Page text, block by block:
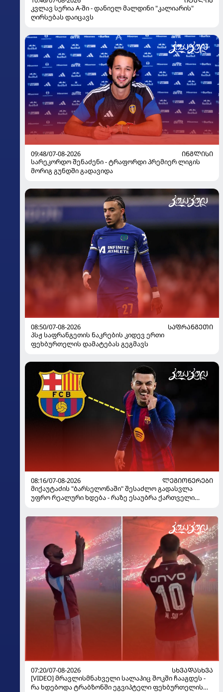
კვლავ სერია A-ში - დანიელ მალდინი "კალიარის"
ღირსებას დაიცავს
09:48/07-08-2026
ᲘᲜᲒᲚᲘᲡᲘ
სარეკორდო შენაძენი - ტრაფორდი პრემიერ ლიგის
მორიგ გუნდში გადავიდა
08:50/07-08-2026
ᲡᲐᲤᲠᲐᲜᲒᲔᲗᲘ
პსჟ საფრანგეთის ნაკრების კიდევ ერთი
ფეხბურთელის დამატებას გეგმავს
08:16/07-08-2026
ᲚᲔᲒᲘᲝᲜᲔᲠᲔᲑᲘ
მიქაუტაძის "ბარსელონაში" შესაძლო გადასვლა
უფრო რეალური ხდება - რაზე ესაუბრა ქართველი
07:20/07-08-2026
ᲡᲮᲕᲐᲓᲐᲡᲮᲕᲐ
[VIDEO] მრავლისმნახველი სალაჰიც შოკში ჩააგდეს -
რა ხდებოდა ტრაბზონში ეგვიპტელი ფეხბურთელის